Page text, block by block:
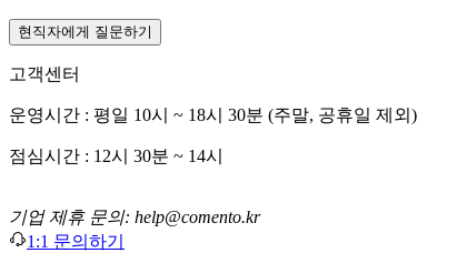
현직자에게 질문하기
고객센터
운영시간 : 평일 10시 ~ 18시 30분 (주말, 공휴일 제외)
점심시간 : 12시 30분 ~ 14시
기업 제휴 문의: help@comento.kr
1:1 문의하기